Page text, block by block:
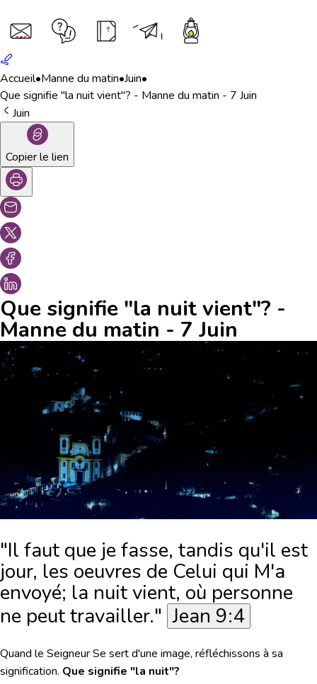
Accueil•Manne du matin•Juin•
Que signifie "la nuit vient"? - Manne du matin - 7 Juin
Juin
Copier le lien
Que signifie "la nuit vient"? -
Manne du matin - 7 Juin
"Il faut que je fasse, tandis qu'il est
jour, les oeuvres de Celui qui M'a
envoyé; la nuit vient, où personne
ne peut travailler." Jean 9:4
Quand le Seigneur Se sert d'une image, réfléchissons à sa
signification. Que signifie "la nuit"?